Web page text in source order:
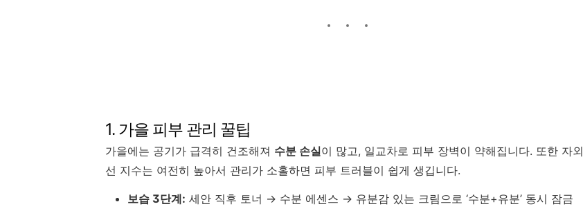
1. 가을 피부 관리 꿀팁
가을에는 공기가 급격히 건조해져 수분 손실이 많고, 일교차로 피부 장벽이 약해집니다. 또한 자외
선 지수는 여전히 높아서 관리가 소홀하면 피부 트러블이 쉽게 생깁니다.
보습 3단계: 세안 직후 토너 → 수분 에센스 → 유분감 있는 크림으로 ‘수분+유분’ 동시 잠금